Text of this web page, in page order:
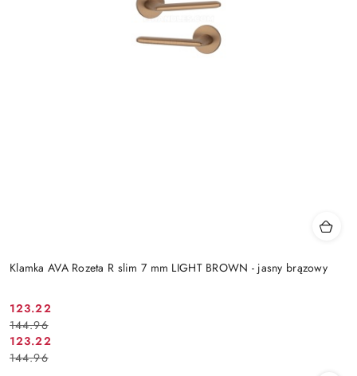
Klamka AVA Rozeta R slim 7 mm LIGHT BROWN - jasny brązowy
Cena
promocyjna:
123.22
Cena
przed
promocją:
144.96
Cena
promocyjna:
123.22
Cena
przed
144.96